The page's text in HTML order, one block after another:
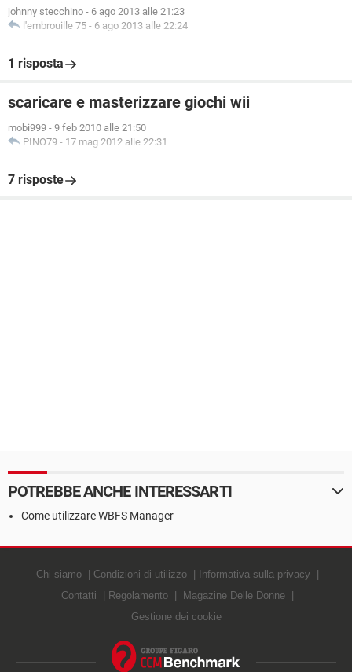
johnny stecchino - 6 ago 2013 alle 21:23
l'embrouille 75 - 6 ago 2013 alle 22:24
1 risposta
scaricare e masterizzare giochi wii
mobi999 - 9 feb 2010 alle 21:50
PINO79 - 17 mag 2012 alle 22:31
7 risposte
POTREBBE ANCHE INTERESSARTI
Come utilizzare WBFS Manager
Chi siamo Condizioni di utilizzo
Informativa sulla privacy
Contatti
Regolamento
Magazine Delle Donne
Gestione dei cookie